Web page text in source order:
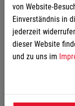
von Website-
Einverständnis in
jederzeit
dieser Website
und zu uns im